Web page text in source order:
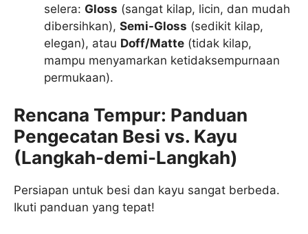
selera: Gloss (sangat kilap, licin, dan mudah
dibersihkan),Semi-Gloss (sedikit kilap,
elegan), atau Doff/Matte (tidak kilap,
mampu menyamarkan ketidaksempurnaan
permukaan).
Rencana Tempur: Panduan
Pengecatan Besi vs. Kayu
(Langkah-demi-Langkah)
Persiapan untuk besi dan kayu sangat berbeda.
Ikuti panduan yang tepat!